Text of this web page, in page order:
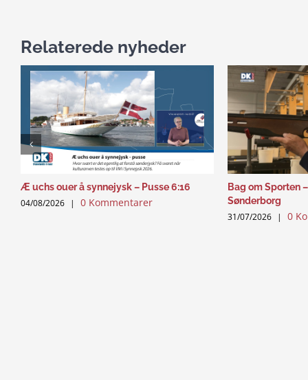
Relaterede nyheder
Æ uchs ouer å synnejysk – Pusse 6:16
04/08/2026 | 0 Kommentarer
Bag om Sporten
Sønderborg
31/07/2026 | 0